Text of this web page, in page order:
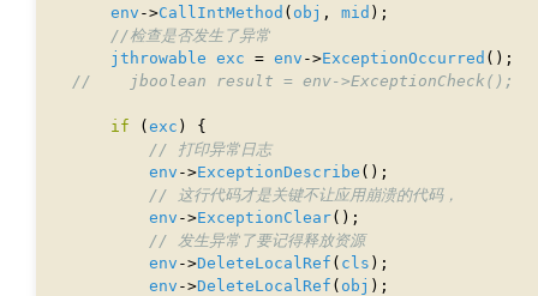
env ->CallIntMethod ( obj , mid
jthrowable exc = env ->ExceptionOccurred
if ( exc
env ->ExceptionDescribe
env ->ExceptionClear
env ->DeleteLocalRef ( cls
env ->DeleteLocalRef ( obj